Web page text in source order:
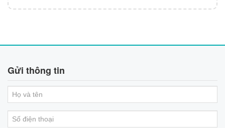
Gửi thông tin